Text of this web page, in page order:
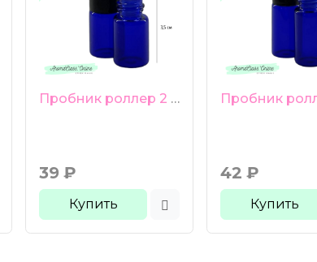
Пробник роллер 2 мл синее стекло черная гладкая крышка
39 ₽
Купить
42 ₽
Купить